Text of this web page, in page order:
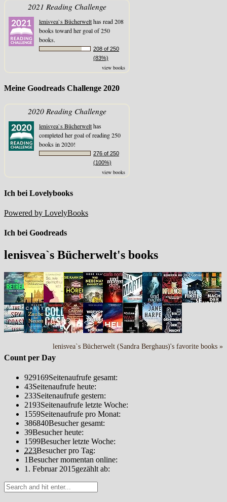
2021 Reading Challenge
lenisvea`s Bücherwelthas read 208
books toward her goal of 250
books.
208 of 250
(83%)
view books
Meine Goodreads Challenge 2020
2020 Reading Challenge
lenisvea`s Bücherwelthas
completed her goal of reading 250
books in 2020!
276 of 250
(100%)
view books
Ich bei Lovelybooks
Powered by LovelyBooks
Ich bei Goodreads
lenisvea`s Bücherwelt's books
lenisvea`s Bücherwelt (Sandra Berghaus)'s favorite books »
Count per Day
929169Seitenaufrufe gesamt:
43Seitenaufrufe heute:
233Seitenaufrufe gestern:
2193Seitenaufrufe letzte Woche:
1559Seitenaufrufe pro Monat:
386840Besucher gesamt:
39Besucher heute:
1599Besucher letzte Woche:
223Besucher pro Tag:
1Besucher momentan online:
1. Februar 2015gezählt ab: